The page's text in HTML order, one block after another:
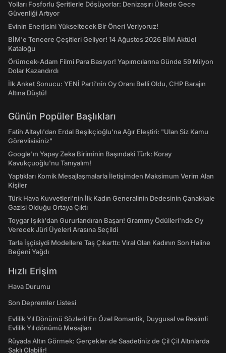
Yolları Fosforlu Şeritlerle Döşüyorlar: Denizaşırı Ülkede Gece
Güvenliği Artıyor
Evinin Enerjisini Yükseltecek Bir Öneri Veriyoruz!
BİM'e Tencere Çeşitleri Geliyor! 14 Ağustos 2026 BİM Aktüel
Kataloğu
Örümcek-Adam Filmi Para Basıyor! Yapımcılarına Günde 59 Milyon
Dolar Kazandırdı
İlk Anket Sonucu: YENİ Parti'nin Oy Oranı Belli Oldu, CHP Barajın
Altına Düştü!
Günün Popüler Başlıkları
Fatih Altaylı'dan Erdal Beşikçioğlu'na Ağır Eleştiri: "Ulan Siz Kamu
Görevlisisiniz"
Google'ın Yapay Zeka Biriminin Başındaki Türk: Koray
Kavukçuoğlu'nu Tanıyalım!
Yaptıkları Komik Mesajlaşmalarla İletişimden Maksimum Verim Alan
Kişiler
Türk Hava Kuvvetleri'nin İlk Kadın Generalinin Dedesinin Çanakkale
Gazisi Olduğu Ortaya Çıktı
Toygar Işıklı'dan Gururlandıran Başarı! Grammy Ödülleri'nde Oy
Verecek Jüri Üyeleri Arasına Seçildi
Tarla İşçisiydi Modellere Taş Çıkarttı: Viral Olan Kadının Son Haline
Beğeni Yağdı
Hızlı Erişim
Hava Durumu
Son Depremler Listesi
Evlilik Yıl Dönümü Sözleri! En Özel Romantik, Duygusal ve Resimli
Evlilik Yıl dönümü Mesajları
Rüyada Altın Görmek: Gerçekler de Saadetiniz de Çil Çil Altınlarda
Saklı Olabilir!